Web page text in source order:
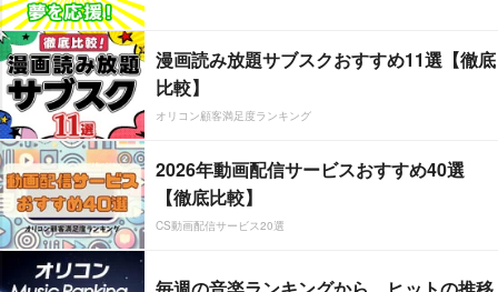
漫画読み放題サブスクおすすめ11選【徹底
比較】
オリコン顧客満足度ランキング
2026年動画配信サービスおすすめ40選
【徹底比較】
CS動画配信サービス20選